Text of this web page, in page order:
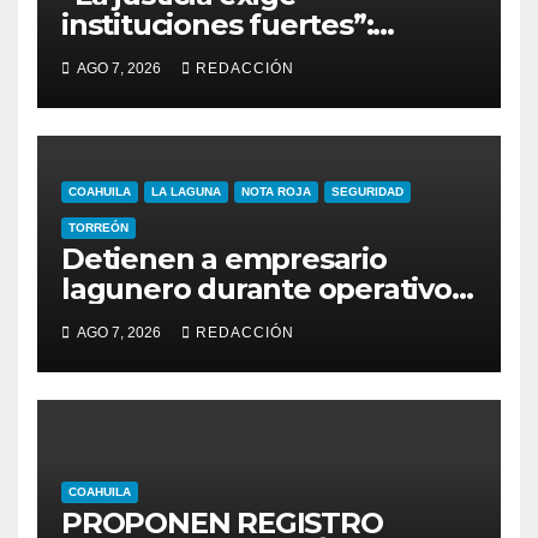
instituciones fuertes”:
alcalde Miguel Riquelme
AGO 7, 2026 REDACCIÓN
COAHUILA LA LAGUNA NOTA ROJA SEGURIDAD
TORREÓN
Detienen a empresario
lagunero durante operativo
de seguridad
AGO 7, 2026 REDACCIÓN
COAHUILA
PROPONEN REGISTRO